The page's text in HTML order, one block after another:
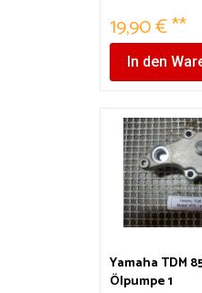
19,90 € **
In den
Yamaha TDM
Ölpumpe 1